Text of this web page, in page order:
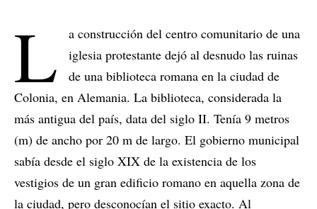
L
a construcción del centro comunitario de una
iglesia protestante dejó al desnudo las ruinas
de una biblioteca romana en la ciudad de
Colonia, en Alemania. La biblioteca, considerada la
más antigua del país, data del siglo II. Tenía 9 metros
(m) de ancho por 20 m de largo. El gobierno municipal
sabía desde el siglo XIX de la existencia de los
vestigios de un gran edificio romano en aquella zona de
la ciudad, pero desconocían el sitio exacto. Al